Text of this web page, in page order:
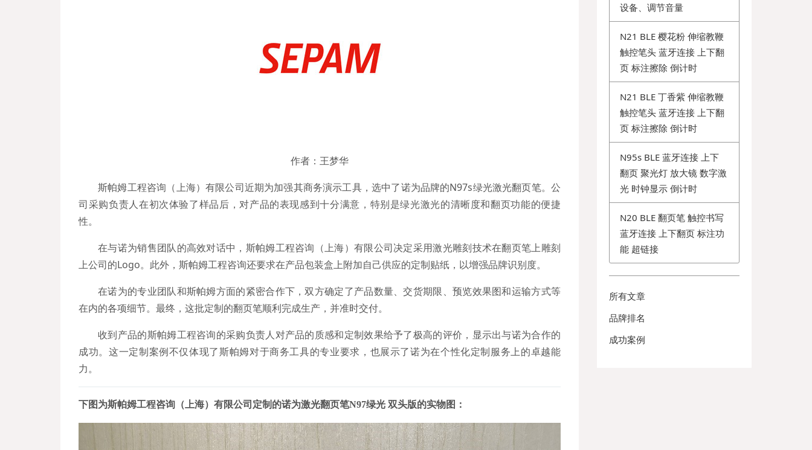
作者：王梦华
斯帕姆工程咨询（上海）有限公司近期为加强其商务演示工具，选中了诺为品牌的N97s绿光激光翻页笔。公
司采购负责人在初次体验了样品后，对产品的表现感到十分满意，特别是绿光激光的清晰度和翻页功能的便捷
性。
在与诺为销售团队的高效对话中，斯帕姆工程咨询（上海）有限公司决定采用激光雕刻技术在翻页笔上雕刻
上公司的Logo。此外，斯帕姆工程咨询还要求在产品包装盒上附加自己供应的定制贴纸，以增强品牌识别度。
在诺为的专业团队和斯帕姆方面的紧密合作下，双方确定了产品数量、交货期限、预览效果图和运输方式等
在内的各项细节。最终，这批定制的翻页笔顺利完成生产，并准时交付。
收到产品的斯帕姆工程咨询的采购负责人对产品的质感和定制效果给予了极高的评价，显示出与诺为合作的
成功。这一定制案例不仅体现了斯帕姆对于商务工具的专业要求，也展示了诺为在个性化定制服务上的卓越能
力。
下图为斯帕姆工程咨询（上海）有限公司定制的诺为激光翻页笔N97绿光 双头版的实物图：
设备、调节音量
N21 BLE 樱花粉 伸缩教鞭
触控笔头 蓝牙连接 上下翻
页 标注擦除 倒计时
N21 BLE 丁香紫 伸缩教鞭
触控笔头 蓝牙连接 上下翻
页 标注擦除 倒计时
N95s BLE 蓝牙连接 上下
翻页 聚光灯 放大镜 数字激
光 时钟显示 倒计时
N20 BLE 翻页笔 触控书写
蓝牙连接 上下翻页 标注功
能 超链接
所有文章
品牌排名
成功案例